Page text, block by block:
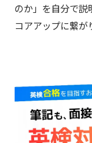
のか」を自分で説
コアアップに繋が